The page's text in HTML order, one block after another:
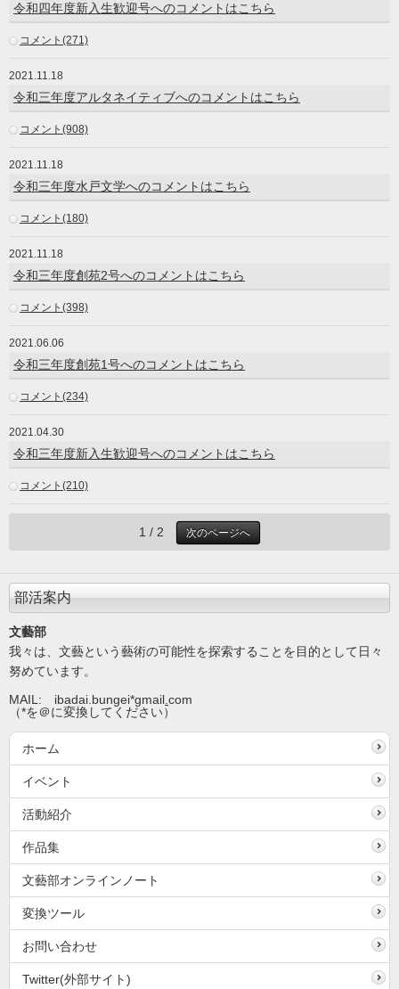
令和四年度新入生歓迎号へのコメントはこちら
コメント(271)
2021.11.18
令和三年度アルタネイティブへのコメントはこちら
コメント(908)
2021.11.18
令和三年度水戸文学へのコメントはこちら
コメント(180)
2021.11.18
令和三年度創苑2号へのコメントはこちら
コメント(398)
2021.06.06
令和三年度創苑1号へのコメントはこちら
コメント(234)
2021.04.30
令和三年度新入生歓迎号へのコメントはこちら
コメント(210)
1 / 2 次のページへ
部活案内
文藝部
我々は、文藝という藝術の可能性を探索することを目的として日々
努めています。
MAIL: ibadai.bungei*gmail com
（*を＠に変換してください）
ホーム
イベント
活動紹介
作品集
文藝部オンラインノート
変換ツール
お問い合わせ
Twitter(外部サイト)